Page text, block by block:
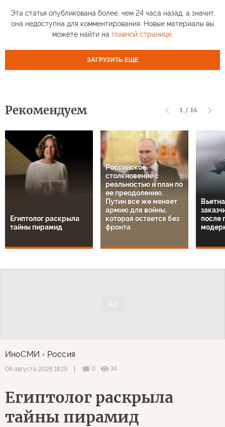
Эта статья опубликована более, чем 24 часа назад, а значит,
она недоступна для комментирования. Новые материалы вы
можете найти на главной странице.
ЗАГРУЗИТЬ ЕЩЕ
Рекомендуем 1 / 14
Египтолог раскрыла
тайны пирамид
Российское
столкновение с
реальностью и план по
ее преодолению.
Путин все же меняет
армию для войны,
которая остается без
фронта
после
ИноСМИ Россия
06 августа 2026 18:19 0 34
Египтолог раскрыла
тайны пирамид